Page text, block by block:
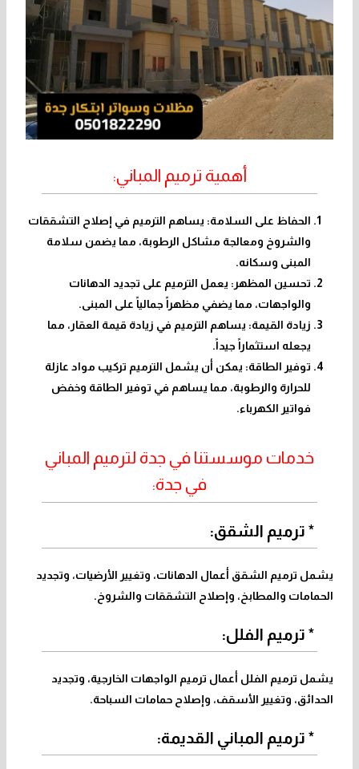
أهمية ترميم المباني:
الحفاظ على السلامة: يساهم الترميم في إصلاح التشققات
والشروخ ومعالجة مشاكل الرطوبة، مما يضمن سلامة
المبنى وسكانه.
تحسين المظهر: يعمل الترميم على تجديد الدهانات
والواجهات، مما يضفي مظهراً جمالياً على المبنى.
زيادة القيمة: يساهم الترميم في زيادة قيمة العقار، مما
يجعله استثماراً جيداً.
توفير الطاقة: يمكن أن يشمل الترميم تركيب مواد عازلة
للحرارة والرطوبة، مما يساهم في توفير الطاقة وخفض
فواتير الكهرباء.
خدمات موسستنا في جدة لترميم المباني
في جدة:
* ترميم الشقق:
يشمل ترميم الشقق أعمال الدهانات، وتغيير الأرضيات، وتجديد
الحمامات والمطابخ، وإصلاح التشققات والشروخ.
* ترميم الفلل:
يشمل ترميم الفلل أعمال ترميم الواجهات الخارجية، وتجديد
الحدائق، وتغيير الأسقف، وإصلاح حمامات السباحة.
* ترميم المباني القديمة: